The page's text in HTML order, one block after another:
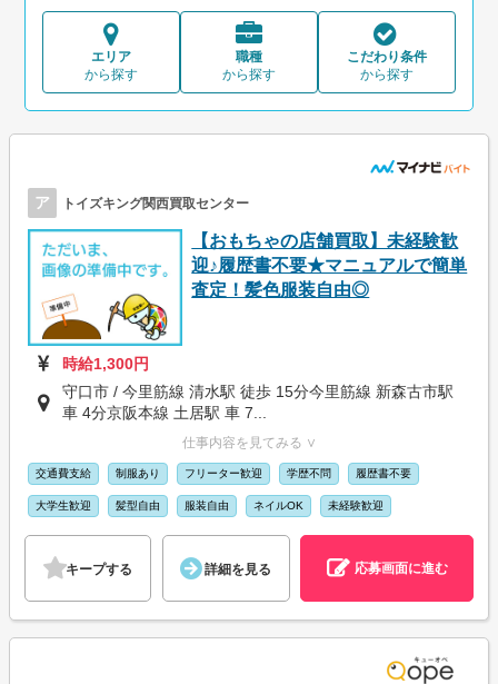
エリア
から探す
職種
から探す
こだわり条件
から探す
ア トイズキング関西買取センター
【おもちゃの店舗買取】未経験歓
迎♪履歴書不要★マニュアルで簡単
査定！髪色服装自由◎
時給1,300円
守口市 / 今里筋線 清水駅 徒歩 15分今里筋線 新森古市駅
車 4分京阪本線 土居駅 車 7...
仕事内容を見てみる ∨
交通費支給 制服あり フリーター歓迎 学歴不問 履歴書不要
大学生歓迎 髪型自由 服装自由 ネイルOK 未経験歓迎
キープする 詳細を見る 応募画面に進む